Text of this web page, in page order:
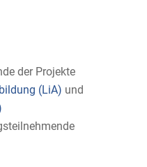
der Projekte
(LiA) und